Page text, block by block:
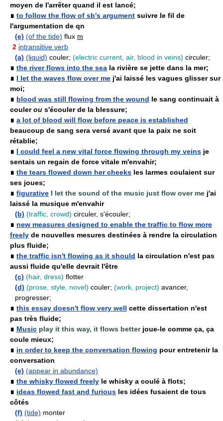
moyen de l'arrêter quand il est lancé;
∎ to follow the flow of sb's argument suivre le fil de
l'argumentation de qn
(e) (of the tide) flux m
2 intransitive verb
(a) (liquid) couler; (electric current, air, blood in veins) circuler;
∎ the river flows into the sea la rivière se jette dans la mer;
∎ I let the waves flow over me j'ai laissé les vagues glisser sur
moi;
∎ blood was still flowing from the wound le sang continuait à
coulerou s'écouler de la blessure;
∎ a lot of blood will flow before peace is established
beaucoup de sang sera versé avant que la paix ne soit
rétablie;
∎ I could feel a new vital force flowing through my veins je
sentais un regain de force vitale m'envahir;
∎ the tears flowed down her cheeks les larmes coulaient sur
ses joues;
∎ figurative I let the sound of the music just flow over me j'ai
laissé la musique m'envahir
(b) (traffic, crowd) circuler, s'écouler;
∎ new measures designed to enable the traffic to flow more
freely de nouvelles mesures destinées à rendre la circulation
plus fluide;
∎ the traffic isn't flowing as it should la circulation n'est pas
aussi fluide qu'elle devrait l'être
(c) (hair, dress) flotter
(d) (prose, style, novel) couler; (work, project) avancer,
progresser;
∎ this essay doesn't flow very well cette dissertation n'est
pas très fluide;
∎ Music play it this way, it flows betterjoue-le comme ça, ça
coule mieux;
∎ in order to keep the conversation flowing pour entretenir la
conversation
(e) (appear in abundance)
∎ the whisky flowed freely le whisky a coulé à flots;
∎ ideas flowed fast and furious les idées fusaient de tous
côtés
(f) (tide) monter